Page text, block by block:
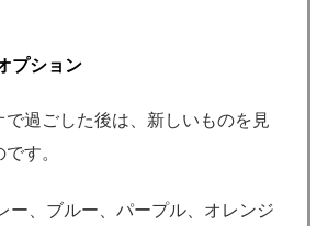
プション
で過ごした後は、新しいものを見
す。
ー、ブルー、パープル、オレンジ